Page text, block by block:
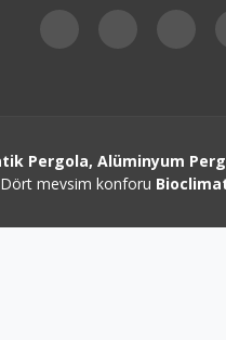
Pergola, Alüminyum
Dört mevsim konforu